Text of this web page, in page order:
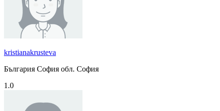
kristianakrusteva
България София обл. София
1.0